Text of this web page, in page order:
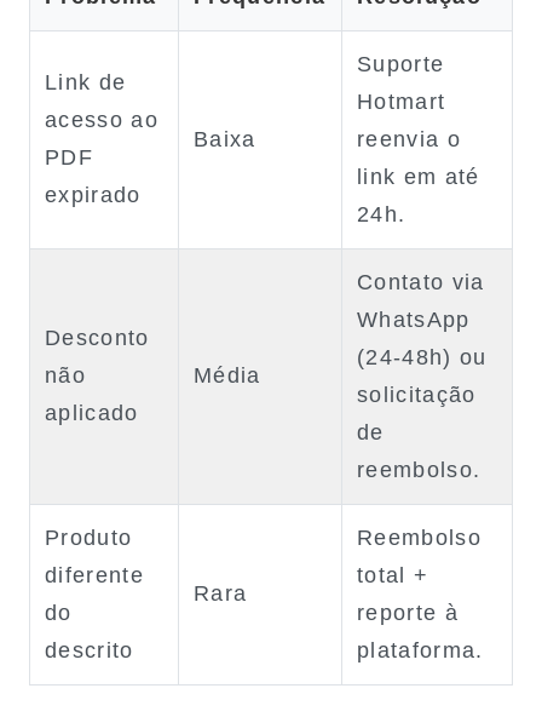
Link de
acesso ao
PDF
expirado
Baixa
Suporte
Hotmart
reenvia o
link em até
24h.
Desconto
não
aplicado
Média
Contato via
WhatsApp
(24‑48h) ou
solicitação
de
reembolso.
Produto
diferente
do
descrito
Rara
Reembolso
total +
reporte à
plataforma.